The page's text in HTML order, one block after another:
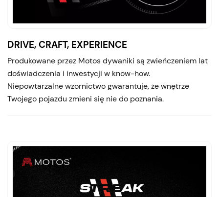
DRIVE, CRAFT, EXPERIENCE
Produkowane przez Motos dywaniki są zwieńczeniem lat
doświadczenia i inwestycji w know-how.
Niepowtarzalne wzornictwo gwarantuje, że wnętrze
Twojego pojazdu zmieni się nie do poznania.